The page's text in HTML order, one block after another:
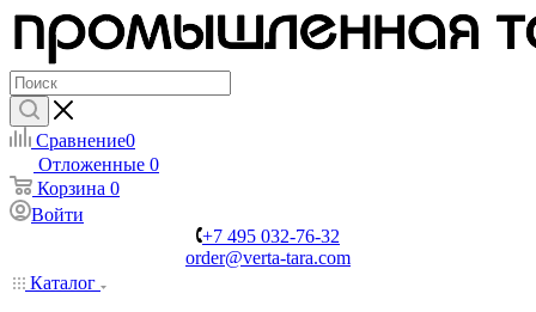
Сравнение0
Отложенные 0
Корзина 0
Войти
+7 495 032-76-32
order@verta-tara.com
Каталог